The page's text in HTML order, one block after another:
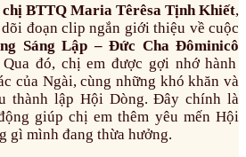
chị BTTQ Maria Têrêsa Tịnh Khiết,
đoạn clip ngắn giới thiệu về cuộc
Sáng Lập – Đức Cha Đôminicô
Qua đó, chị em được gợi nhớ hành
của Ngài, cùng những khó khăn và
thành lập Hội Dòng. Đây chính là
giúp chị em thêm yêu mến Hội
gì mình đang thừa hưởng.